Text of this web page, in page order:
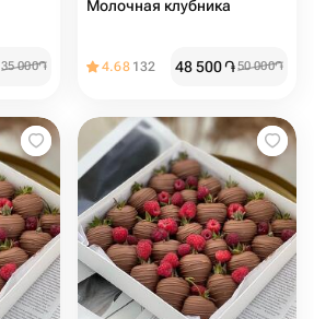
35 000֏
Молочная клубника
4.68 132 48 500֏50 000֏